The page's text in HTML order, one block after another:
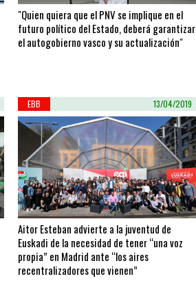
"Quien quiera que el PNV se implique en el
futuro político del Estado, deberá garantizar
el autogobierno vasco y su actualización"
EBB 13/04/2019
Aitor Esteban advierte a la juventud de
Euskadi de la necesidad de tener “una voz
propia” en Madrid ante “los aires
recentralizadores que vienen”